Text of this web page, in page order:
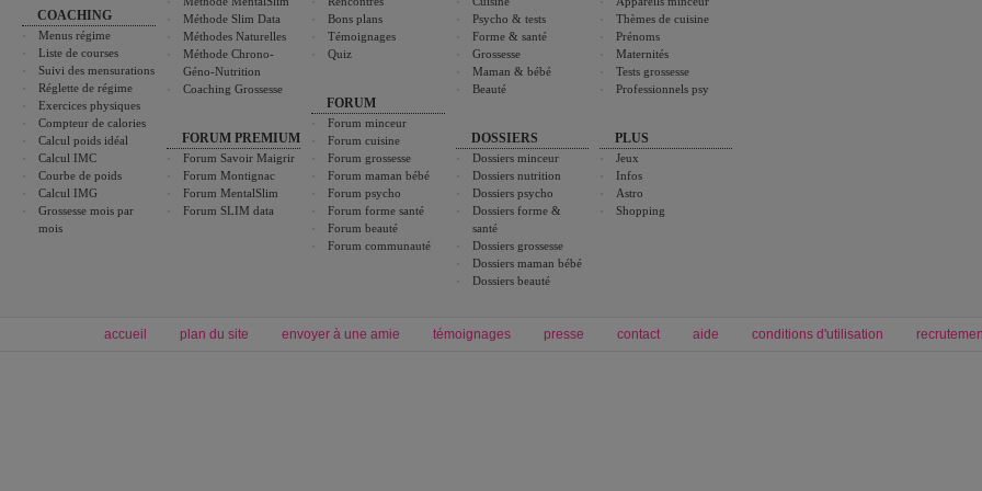
COACHING
Menus régime
Liste de courses
Suivi des mensurations
Réglette de régime
Exercices physiques
Compteur de calories
Calcul poids idéal
Calcul IMC
Courbe de poids
Calcul IMG
Grossesse mois par
mois
Méthode Slim Data
Méthodes Naturelles
Méthode Chrono-
Géno-Nutrition
Coaching Grossesse
FORUM PREMIUM
Forum Savoir Maigrir
Forum Montignac
Forum MentalSlim
Forum SLIM data
Bons plans
Témoignages
Quiz
FORUM
Forum minceur
Forum cuisine
Forum grossesse
Forum maman bébé
Forum psycho
Forum forme santé
Forum beauté
Forum communauté
Psycho & tests
Forme & santé
Grossesse
Maman & bébé
Beauté
DOSSIERS
Dossiers minceur
Dossiers nutrition
Dossiers psycho
Dossiers forme &
santé
Dossiers grossesse
Dossiers maman bébé
Dossiers beauté
Thèmes de cuisine
Prénoms
Maternités
Tests grossesse
Professionnels psy
PLUS
Jeux
Infos
Astro
Shopping
accueil plan du site envoyer à une amie témoignages presse contact aide conditions d'utilisation